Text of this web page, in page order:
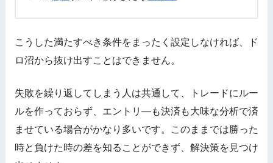
こうした満たすべき条件をまったく設定しなければ、ド
ロ沼から抜け出すことはできません。
失敗を繰り返してしまう人は共通して、トレードにルー
ルを作っておらず、エントリ―も決済も大味な分析で済
ませている場合がかなり多いです。このままでは勝った
時と負けた時の差を知ることができず、解決策を見つけ